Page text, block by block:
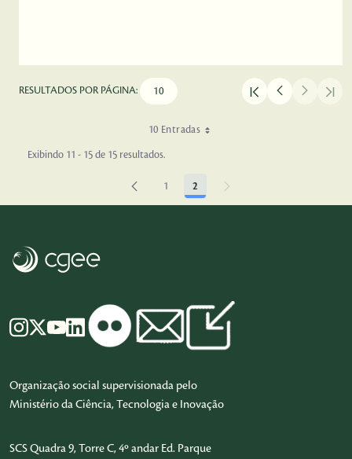
RESULTADOS POR PÁGINA:
10 Entradas
Exibindo 11 - 15 de 15 resultados.
Página
1 Página
2
Organização social supervisionada pelo
Ministério da Ciência, Tecnologia e Inovação
SCS Quadra 9, Torre C, 4º andar Ed. Parque